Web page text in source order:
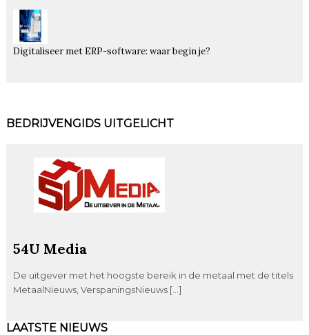
Digitaliseer met ERP-software: waar begin je?
BEDRIJVENGIDS UITGELICHT
54U Media
De uitgever met het hoogste bereik in de metaal met de titels
MetaalNieuws, VerspaningsNieuws […]
LAATSTE NIEUWS